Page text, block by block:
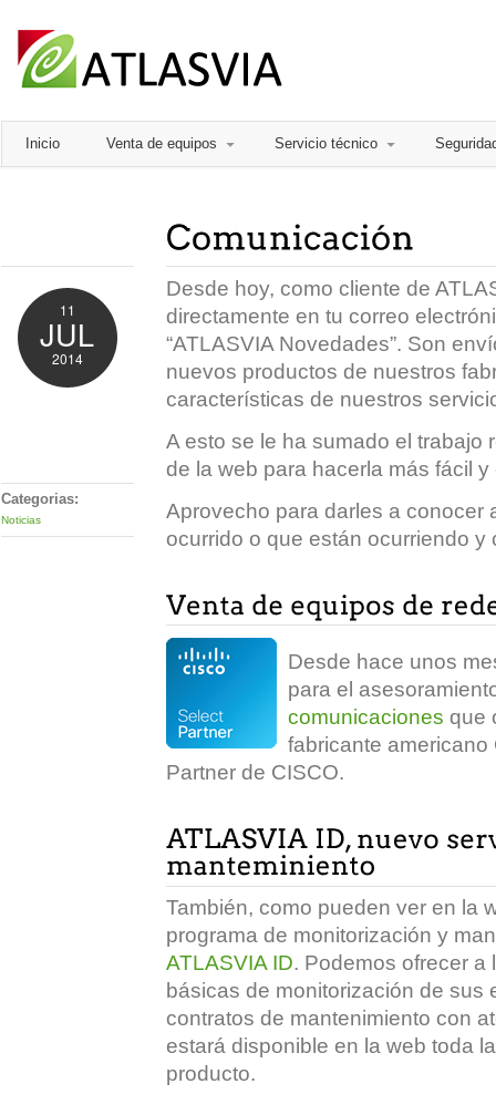
Inicio Venta de equipos Servicio técnico
11
JUL
2014
Categorias:
Noticias
Desde hoy, como cliente de
directamente en tu correo
“ATLASVIA Novedades”. Son
nuevos productos de nuestros
características de nuestros
A esto se le ha sumado el trabajo
de la web para hacerla más fácil y
Aprovecho para darles a conocer
ocurrido o que están ocurriendo
Desde hace unos
para el
comunicaciones que
fabricante americano
Partner de CISCO.
También, como pueden ver en la
programa de monitorización y
ATLASVIA ID. Podemos ofrecer
básicas de monitorización de sus
contratos de mantenimiento con
estará disponible en la web toda
producto.